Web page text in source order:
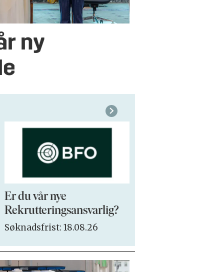
ny
Er du vår nye
Rekrutteringsansvarlig?
Søknadsfrist: 18.08.26